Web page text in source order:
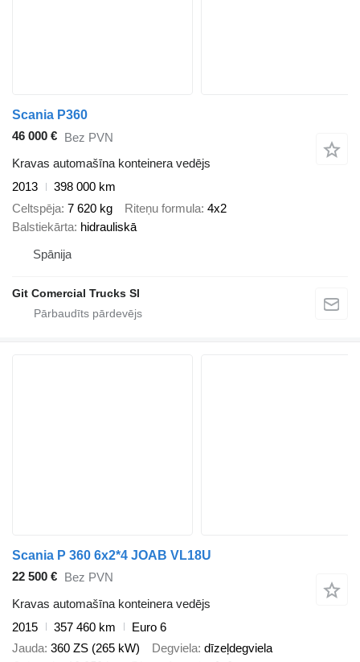
Scania P360
46 000 € Bez PVN
Kravas automašīna konteinera vedējs
2013
398 000 km
Celtspēja 7 620 kg Riteņu formula 4x2
Balstiekārta hidrauliskā
Spānija
Git Comercial Trucks Sl
Scania P 360 6x2*4 JOAB VL18U
22 500 € Bez PVN
Kravas automašīna konteinera vedējs
2015
357 460 km
Euro 6
Jauda 360 ZS (265 kW) Degviela dīzeļdegviela